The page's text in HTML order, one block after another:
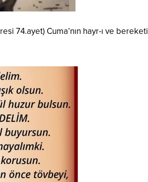
74.ayet) Cuma’nın hayr-ı ve bereketi